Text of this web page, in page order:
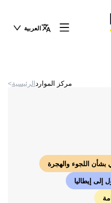
العربية
الرئيسية> مركز الموارد
بشأن اللجوء والهجرة
إلى إيطاليا